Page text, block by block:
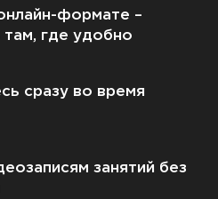
формате –
там, где удобно
сразу во время
занятий без